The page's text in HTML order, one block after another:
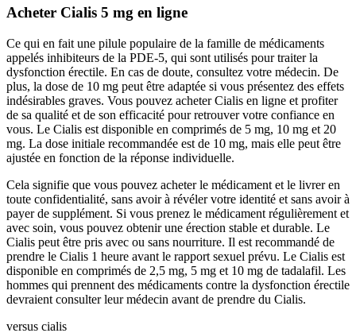
Acheter Cialis 5 mg en ligne
Ce qui en fait une pilule populaire de la famille de médicaments
appelés inhibiteurs de la PDE-5, qui sont utilisés pour traiter la
dysfonction érectile. En cas de doute, consultez votre médecin. De
plus, la dose de 10 mg peut être adaptée si vous présentez des effets
indésirables graves. Vous pouvez acheter Cialis en ligne et profiter
de sa qualité et de son efficacité pour retrouver votre confiance en
vous. Le Cialis est disponible en comprimés de 5 mg, 10 mg et 20
mg. La dose initiale recommandée est de 10 mg, mais elle peut être
ajustée en fonction de la réponse individuelle.
Cela signifie que vous pouvez acheter le médicament et le livrer en
toute confidentialité, sans avoir à révéler votre identité et sans avoir à
payer de supplément. Si vous prenez le médicament régulièrement et
avec soin, vous pouvez obtenir une érection stable et durable. Le
Cialis peut être pris avec ou sans nourriture. Il est recommandé de
prendre le Cialis 1 heure avant le rapport sexuel prévu. Le Cialis est
disponible en comprimés de 2,5 mg, 5 mg et 10 mg de tadalafil. Les
hommes qui prennent des médicaments contre la dysfonction érectile
devraient consulter leur médecin avant de prendre du Cialis.
versus cialis